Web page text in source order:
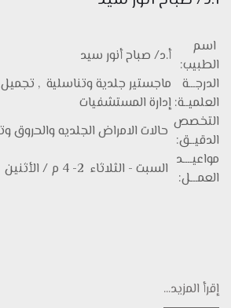
أ.د/ صباح أنور سيد
اسم
الطبيب:
ماجستير جلدية وتناسلية , تجميل
إدارة المستشفيات
الدرجـــة
العلميــة:
حالات الامراض الجلديه والحروق التخصص
الدقيــق:
السبت - الثلاثاء 2- 4 م / الأثنين 3- 4 م . مواعيــــد
العمـــل:
إقرأ المزيد...